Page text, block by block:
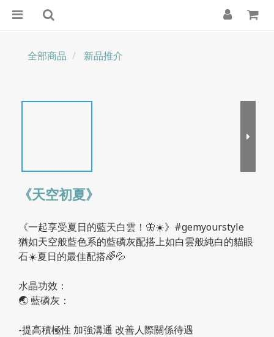
全部商品 新品推介
《天空初夏》
《一起享受夏日的藍天白雲！🦋☀️》#gemyourstyle
猶如天空般藍色系的藍磷灰配搭上如白雲般純白的貓眼
石☀️夏日的最佳配搭🌈💦
水晶功效：
🌏 藍磷灰：
-提高積極性 加強溝通 改善人際關係待遇